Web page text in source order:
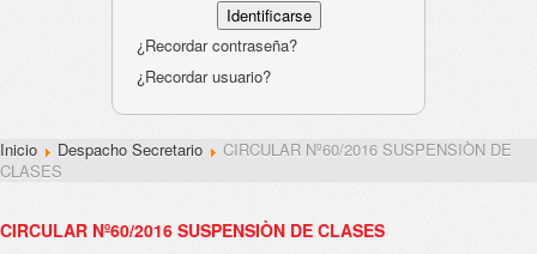
¿Recordar contraseña?
¿Recordar usuario?
Inicio Despacho Secretario
CIRCULAR Nº60/2016 SUSPENSIÒN DE
CLASES
CIRCULAR Nº60/2016 SUSPENSIÒN DE CLASES